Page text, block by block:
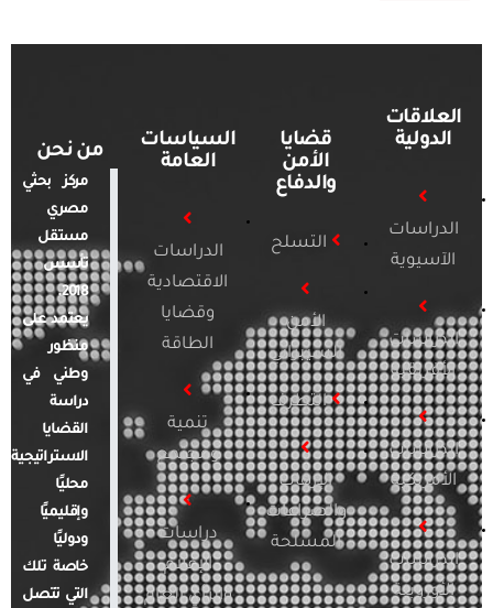
العلاقات
الدولية
الدراسات
الآسيوية
الدراسات
الأفريقية
الدراسات
الأمريكية
الدراسات
الأوروبية
قضايا
الأمن
والدفاع
التسلح
الأمن
السيبراني
التطرف
الإرهاب
والصراعات
المسلحة
السياسات
العامة
الدراسات
الاقتصادية
وقضايا
الطاقة
تنمية
ومجتمع
دراسات
الإعلام
والرأي العام
من نحن
مركز بحثي
مصري
مستقل
تأسس
2018.
يعتمد على
منظور
وطني في
دراسة
القضايا
الاستراتيجية
محليًا
وإقليميًا
ودوليًا
خاصة تلك
التي تتصل